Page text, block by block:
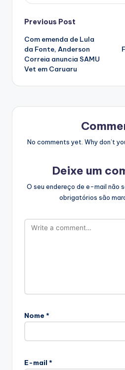
Post
navigation
Previous Post
Com emenda de Lula
da Fonte, Anderson
Correia anuncia SAMU
Vet em Caruaru
No comments yet. Why don’t
Deixe um
O seu endereço de e-mail não
obrigatórios são
Nome *
E-mail *